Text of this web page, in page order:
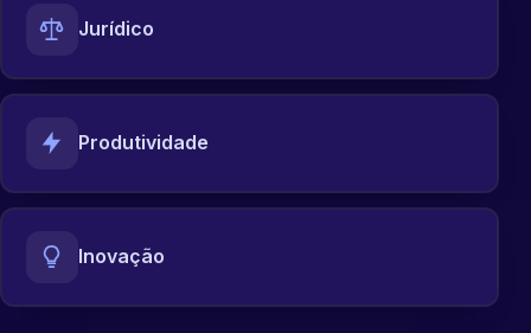
Jurídico
Produtividade
Inovação